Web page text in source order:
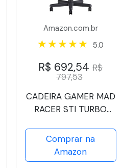
Amazon.com.br
5.0
R$ 692,54R$
797,53
CADEIRA GAMER MAD
RACER STI TURBO
VERMELHA –
MRSTIR10VL – PCYES
Comprar na
Amazon